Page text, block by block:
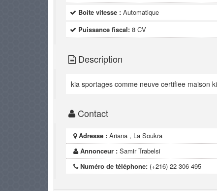
Boite vitesse : Automatique
Puissance fiscal: 8 CV
Description
kia sportages comme neuve certifiee maison
Contact
Adresse : Ariana , La Soukra
Annonceur : Samir Trabelsi
Numéro de téléphone: (+216) 22 306 495